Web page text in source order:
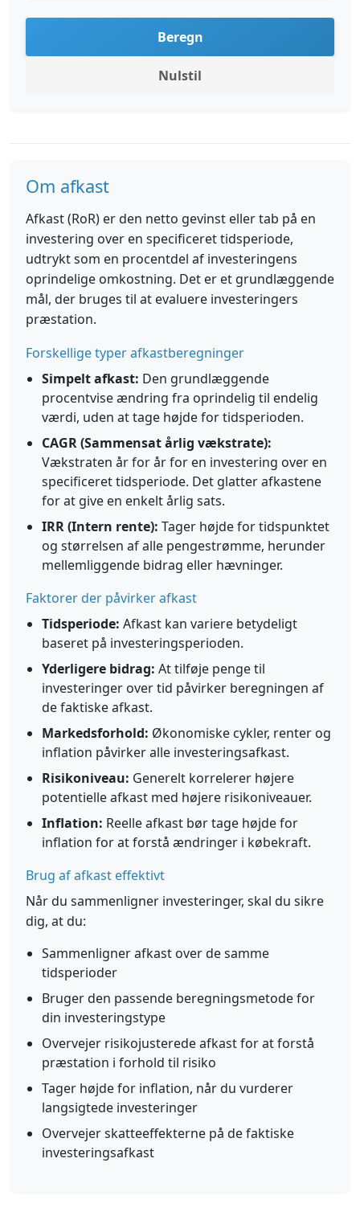
Beregn
Nulstil
Om afkast
Afkast (RoR) er den netto gevinst eller tab på en
investering over en specificeret tidsperiode,
udtrykt som en procentdel af investeringens
oprindelige omkostning. Det er et grundlæggende
mål, der bruges til at evaluere investeringers
præstation.
Forskellige typer afkastberegninger
Simpelt afkast: Den grundlæggende
procentvise ændring fra oprindelig til endelig
værdi, uden at tage højde for tidsperioden.
CAGR (Sammensat årlig vækstrate):
Vækstraten år for år for en investering over en
specificeret tidsperiode. Det glatter afkastene
for at give en enkelt årlig sats.
IRR (Intern rente): Tager højde for tidspunktet
og størrelsen af alle pengestrømme, herunder
mellemliggende bidrag eller hævninger.
Faktorer der påvirker afkast
Tidsperiode: Afkast kan variere betydeligt
baseret på investeringsperioden.
Yderligere bidrag: At tilføje penge til
investeringer over tid påvirker beregningen af
de faktiske afkast.
Markedsforhold: Økonomiske cykler, renter og
inflation påvirker alle investeringsafkast.
Risikoniveau: Generelt korrelerer højere
potentielle afkast med højere risikoniveauer.
Inflation: Reelle afkast bør tage højde for
inflation for at forstå ændringer i købekraft.
Brug af afkast effektivt
Når du sammenligner investeringer, skal du sikre
dig, at du:
Sammenligner afkast over de samme
tidsperioder
Bruger den passende beregningsmetode for
din investeringstype
Overvejer risikojusterede afkast for at forstå
præstation i forhold til risiko
Tager højde for inflation, når du vurderer
langsigtede investeringer
Overvejer skatteeffekterne på de faktiske
investeringsafkast